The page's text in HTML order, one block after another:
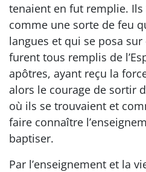
tenaient en fut remplie.
comme une sorte de feu
langues et qui se posa sur
furent tous remplis de
apôtres, ayant reçu la
alors le courage de sortir
où ils se trouvaient et
faire connaître
baptiser.
Par l’enseignement et la